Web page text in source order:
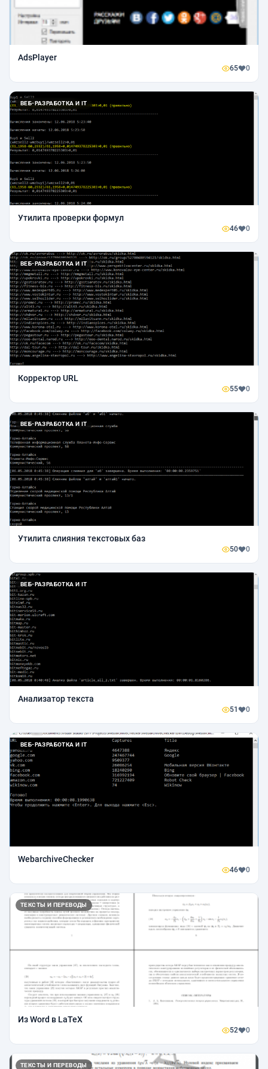
AdsPlayer
65 0
ВЕБ-РАЗРАБОТКА И IT
Утилита проверки формул
46 0
ВЕБ-РАЗРАБОТКА И IT
Корректор URL
55 0
ВЕБ-РАЗРАБОТКА И IT
Утилита слияния текстовых баз
50 0
ВЕБ-РАЗРАБОТКА И IT
Анализатор текста
51 0
ВЕБ-РАЗРАБОТКА И IT
WebarchiveChecker
46 0
ТЕКСТЫ И ПЕРЕВОДЫ
Из Word в LaTeX
52 0
ТЕКСТЫ И ПЕРЕВОДЫ